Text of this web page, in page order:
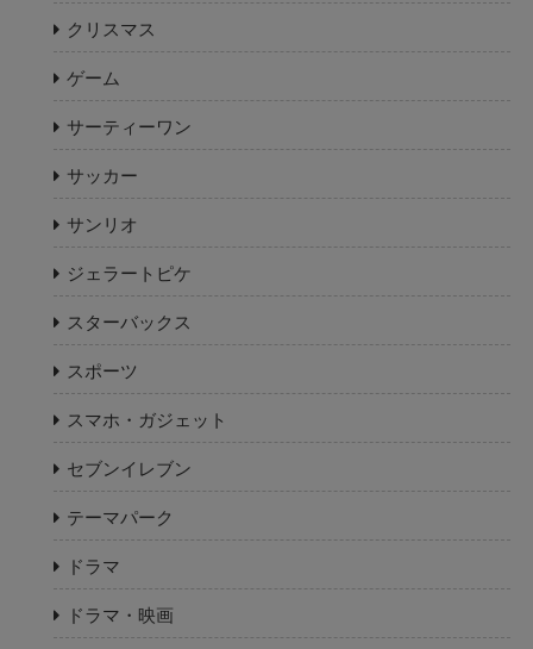
クリスマス
ゲーム
サーティーワン
サッカー
サンリオ
ジェラートピケ
スターバックス
スポーツ
スマホ・ガジェット
セブンイレブン
テーマパーク
ドラマ
ドラマ・映画